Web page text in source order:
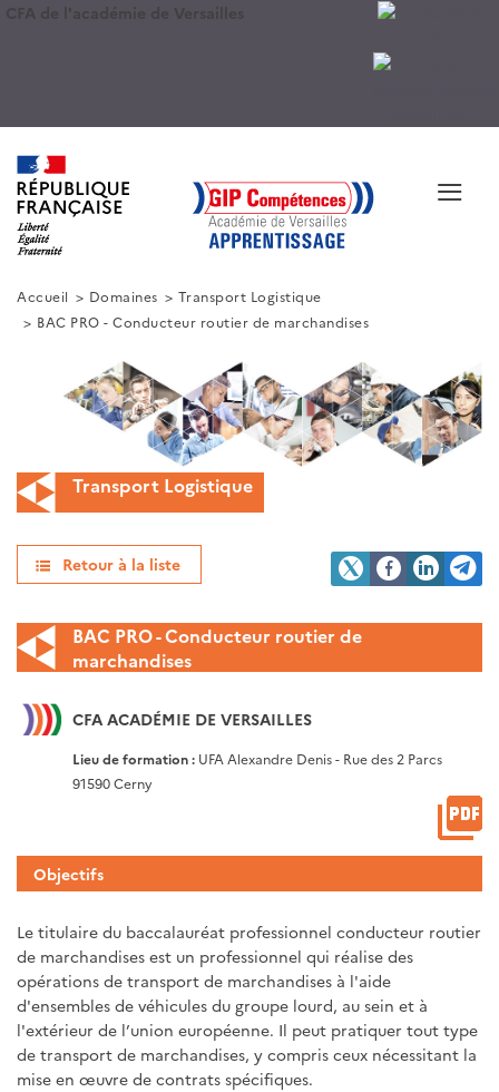
CFA de l'académie de Versailles
≡
Accueil Domaines
Transport Logistique
BAC PRO - Conducteur routier de marchandises
Transport Logistique
Retour à la liste
BAC PRO - Conducteur routier de
marchandises
CFA ACADÉMIE DE VERSAILLES
Lieu de formation : UFA Alexandre Denis - Rue des 2 Parcs
91590 Cerny
Objectifs
Le titulaire du baccalauréat professionnel conducteur routier
de marchandises est un professionnel qui réalise des
opérations de transport de marchandises à l'aide
d'ensembles de véhicules du groupe lourd, au sein et à
l'extérieur de l’union européenne. Il peut pratiquer tout type
de transport de marchandises, y compris ceux nécessitant la
mise en œuvre de contrats spécifiques.